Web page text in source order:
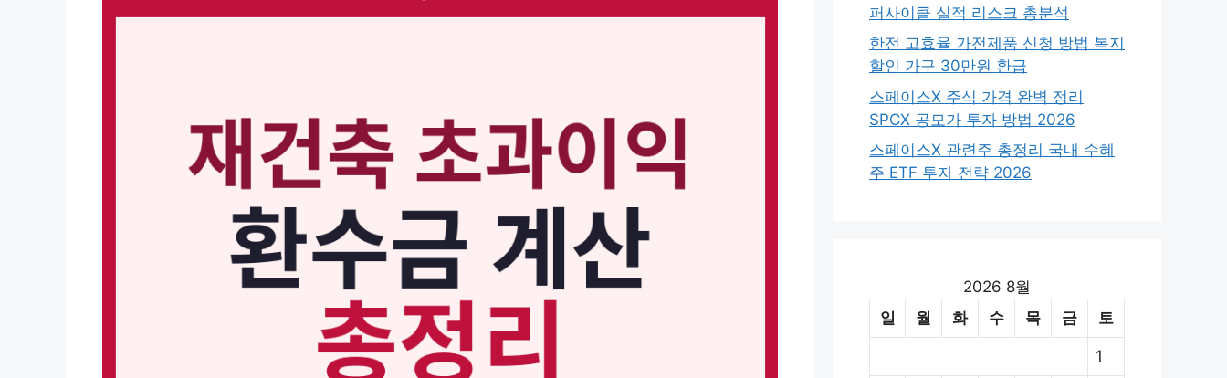
퍼사이클 실적 리스크 총분석
한전 고효율 가전제품 신청 방법 복지
할인 가구 30만원 환급
스페이스X 주식 가격 완벽 정리
SPCX 공모가 투자 방법 2026
스페이스X 관련주 총정리 국내 수혜
주 ETF 투자 전략 2026
2026 8월
일
월 화 수 목 금 토
1